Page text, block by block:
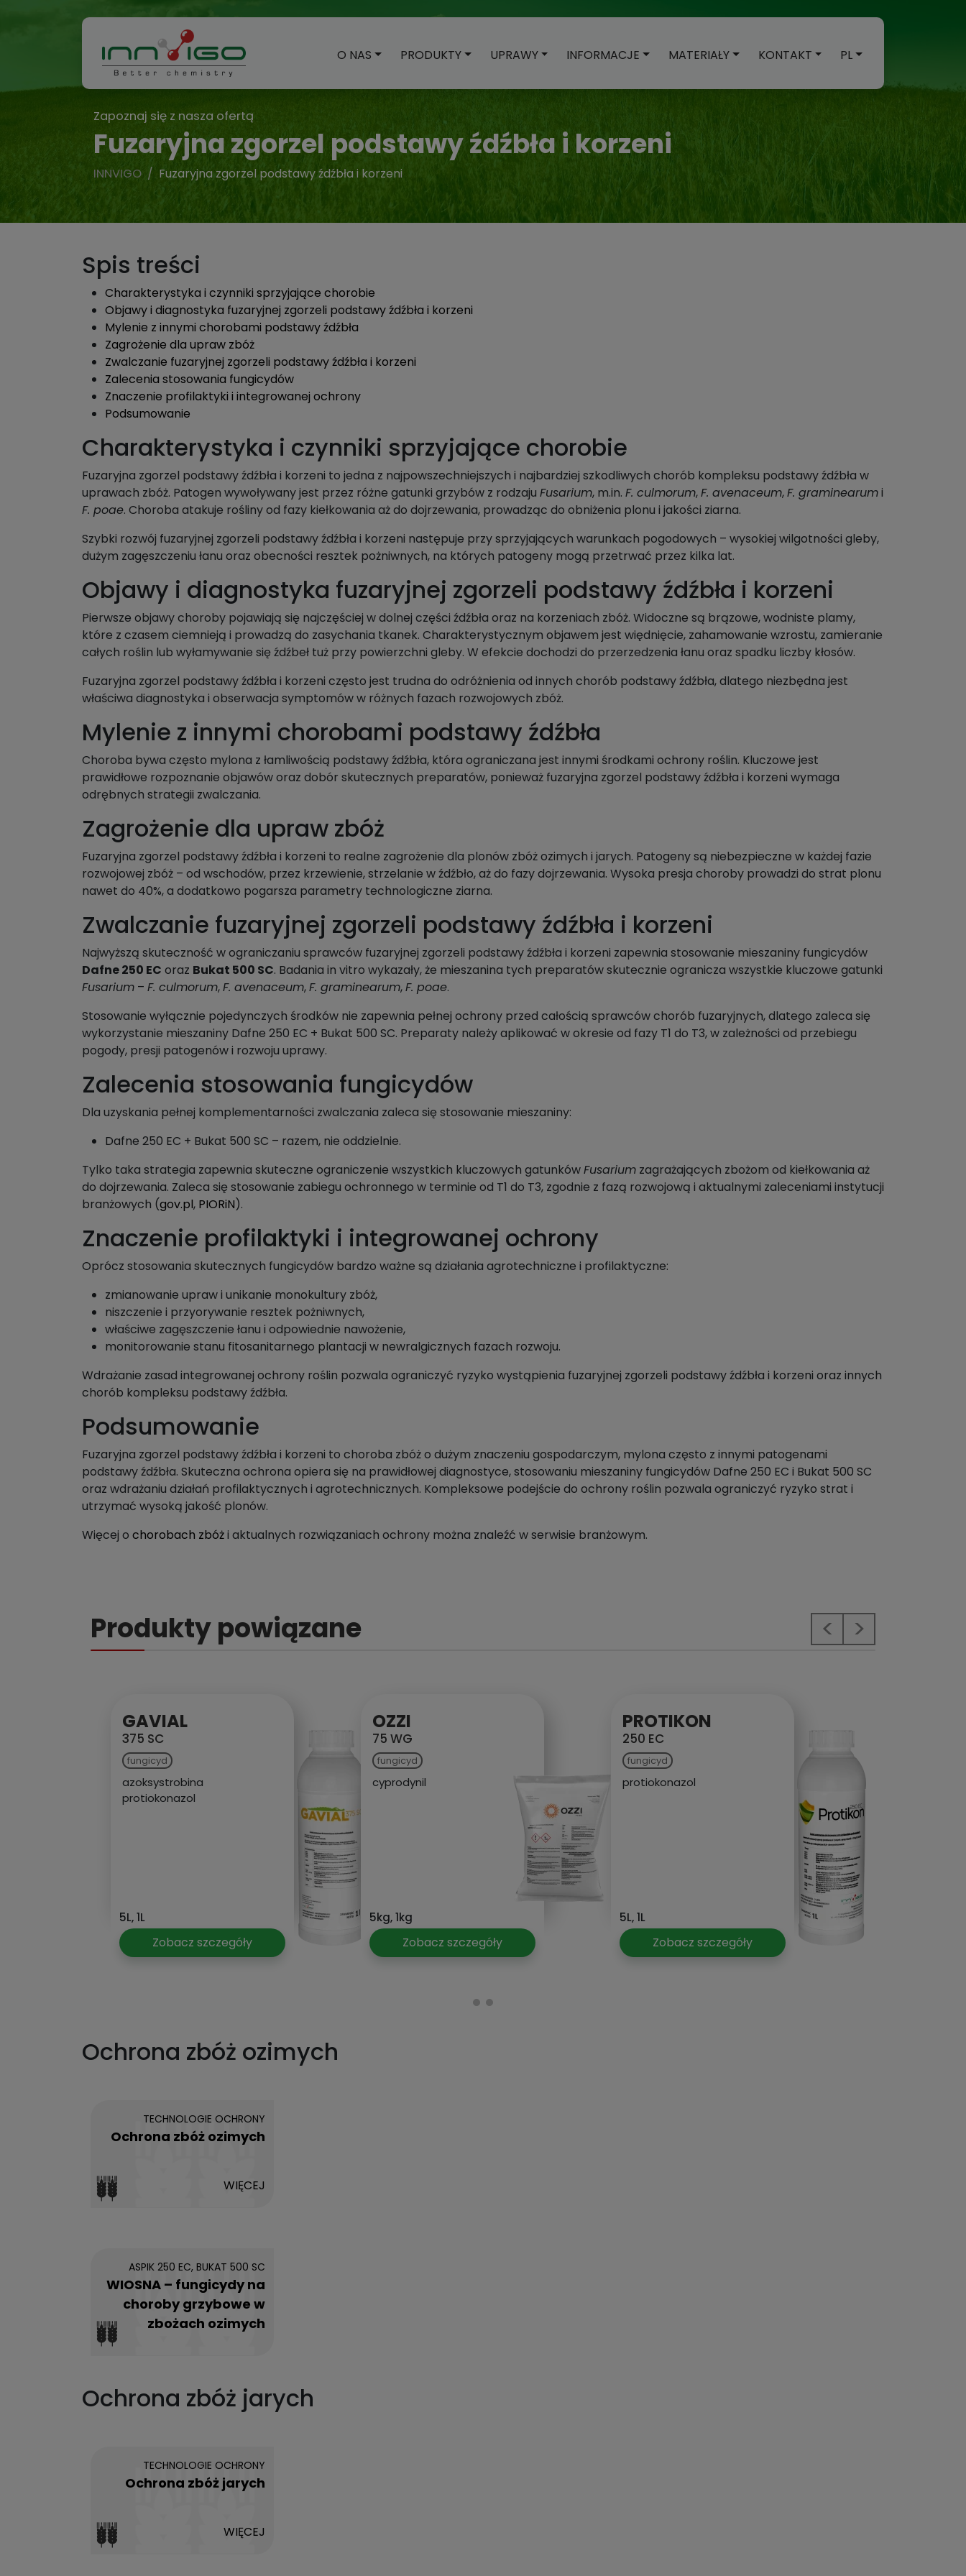
O NAS PRODUKTY UPRAWY INFORMACJE MATERIAŁY KONTAKT PL
Zapoznaj się z nasza ofertą
Fuzaryjna zgorzel podstawy źdźbła i korzeni
INNVIGO Fuzaryjna zgorzel podstawy źdźbła i korzeni
Spis treści
Charakterystyka i czynniki sprzyjające chorobie
Objawy i diagnostyka fuzaryjnej zgorzeli podstawy źdźbła i korzeni
Mylenie z innymi chorobami podstawy źdźbła
Zagrożenie dla upraw zbóż
Zwalczanie fuzaryjnej zgorzeli podstawy źdźbła i korzeni
Zalecenia stosowania fungicydów
Znaczenie profilaktyki i integrowanej ochrony
Podsumowanie
Charakterystyka i czynniki sprzyjające chorobie
Fuzaryjna zgorzel podstawy źdźbła i korzeni to jedna z najpowszechniejszych i najbardziej szkodliwych chorób kompleksu podstawy źdźbła w
uprawach zbóż. Patogen wywoływany jest przez różne gatunki grzybów z rodzaju Fusarium, m.in. F. culmorum,F. avenaceum,F. graminearumi
F. poae. Choroba atakuje rośliny od fazy kiełkowania aż do dojrzewania, prowadząc do obniżenia plonu i jakości ziarna.
Szybki rozwój fuzaryjnej zgorzeli podstawy źdźbła i korzeni następuje przy sprzyjających warunkach pogodowych – wysokiej wilgotności gleby,
dużym zagęszczeniu łanu oraz obecności resztek pożniwnych, na których patogeny mogą przetrwać przez kilka lat.
Objawy i diagnostyka fuzaryjnej zgorzeli podstawy źdźbła i korzeni
Pierwsze objawy choroby pojawiają się najczęściej w dolnej części źdźbła oraz na korzeniach zbóż. Widoczne są brązowe, wodniste plamy,
które z czasem ciemnieją i prowadzą do zasychania tkanek. Charakterystycznym objawem jest więdnięcie, zahamowanie wzrostu, zamieranie
całych roślin lub wyłamywanie się źdźbeł tuż przy powierzchni gleby. W efekcie dochodzi do przerzedzenia łanu oraz spadku liczby kłosów.
Fuzaryjna zgorzel podstawy źdźbła i korzeni często jest trudna do odróżnienia od innych chorób podstawy źdźbła, dlatego niezbędna jest
właściwa diagnostyka i obserwacja symptomów w różnych fazach rozwojowych zbóż.
Mylenie z innymi chorobami podstawy źdźbła
Choroba bywa często mylona z łamliwością podstawy źdźbła, która ograniczana jest innymi środkami ochrony roślin. Kluczowe jest
prawidłowe rozpoznanie objawów oraz dobór skutecznych preparatów, ponieważ fuzaryjna zgorzel podstawy źdźbła i korzeni wymaga
odrębnych strategii zwalczania.
Zagrożenie dla upraw zbóż
Fuzaryjna zgorzel podstawy źdźbła i korzeni to realne zagrożenie dla plonów zbóż ozimych i jarych. Patogeny są niebezpieczne w każdej fazie
rozwojowej zbóż – od wschodów, przez krzewienie, strzelanie w źdźbło, aż do fazy dojrzewania. Wysoka presja choroby prowadzi do strat plonu
nawet do 40%, a dodatkowo pogarsza parametry technologiczne ziarna.
Zwalczanie fuzaryjnej zgorzeli podstawy źdźbła i korzeni
Najwyższą skuteczność w ograniczaniu sprawców fuzaryjnej zgorzeli podstawy źdźbła i korzeni zapewnia stosowanie mieszaniny fungicydów
Dafne 250 EC oraz Bukat 500 SC. Badania in vitro wykazały, że mieszanina tych preparatów skutecznie ogranicza wszystkie kluczowe gatunki
Fusarium – F. culmorum,F. avenaceum,F. graminearum,F. poae.
Stosowanie wyłącznie pojedynczych środków nie zapewnia pełnej ochrony przed całością sprawców chorób fuzaryjnych, dlatego zaleca się
wykorzystanie mieszaniny Dafne 250 EC + Bukat 500 SC. Preparaty należy aplikować w okresie od fazy T1 do T3, w zależności od przebiegu
pogody, presji patogenów i rozwoju uprawy.
Zalecenia stosowania fungicydów
Dla uzyskania pełnej komplementarności zwalczania zaleca się stosowanie mieszaniny:
Dafne 250 EC + Bukat 500 SC – razem, nie oddzielnie.
Tylko taka strategia zapewnia skuteczne ograniczenie wszystkich kluczowych gatunkówFusarium zagrażających zbożom od kiełkowania aż
do dojrzewania. Zaleca się stosowanie zabiegu ochronnego w terminie od T1 do T3, zgodnie z fazą rozwojową i aktualnymi zaleceniami instytucji
branżowych (gov.pl, PIORiN).
Znaczenie profilaktyki i integrowanej ochrony
Oprócz stosowania skutecznych fungicydów bardzo ważne są działania agrotechniczne i profilaktyczne:
zmianowanie upraw i unikanie monokultury zbóż,
niszczenie i przyorywanie resztek pożniwnych,
właściwe zagęszczenie łanu i odpowiednie nawożenie,
monitorowanie stanu fitosanitarnego plantacji w newralgicznych fazach rozwoju.
Wdrażanie zasad integrowanej ochrony roślin pozwala ograniczyć ryzyko wystąpienia fuzaryjnej zgorzeli podstawy źdźbła i korzeni oraz innych
chorób kompleksu podstawy źdźbła.
Podsumowanie
Fuzaryjna zgorzel podstawy źdźbła i korzeni to choroba zbóż o dużym znaczeniu gospodarczym, mylona często z innymi patogenami
podstawy źdźbła. Skuteczna ochrona opiera się na prawidłowej diagnostyce, stosowaniu mieszaniny fungicydów Dafne 250 EC i Bukat 500 SC
oraz wdrażaniu działań profilaktycznych i agrotechnicznych. Kompleksowe podejście do ochrony roślin pozwala ograniczyć ryzyko strat i
utrzymać wysoką jakość plonów.
Więcej o chorobach zbóżi aktualnych rozwiązaniach ochrony można znaleźć w serwisie branżowym.
Produkty powiązane PreviousNext
OZZI
75 WG
fungicyd
cyprodynil
Zobacz szczegóły
PROTIKON
250 EC
fungicyd
protiokonazol
5L, 1L
Zobacz szczegóły
X -MET
metkonazol
Zobacz szczegóły
Ochrona zbóż ozimych
TECHNOLOGIE OCHRONY
Ochrona zbóż ozimych
WIĘCEJ
ASPIK 250 EC, BUKAT 500 SC
WIOSNA – fungicydy na
choroby grzybowe w
zbożach ozimych
Ochrona zbóż jarych
TECHNOLOGIE OCHRONY
Ochrona zbóż jarych
WIĘCEJ